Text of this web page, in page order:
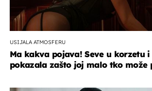
USIJALA ATMOSFERU
Ma kakva pojava! Seve u korzetu
pokazala zašto joj malo tko može